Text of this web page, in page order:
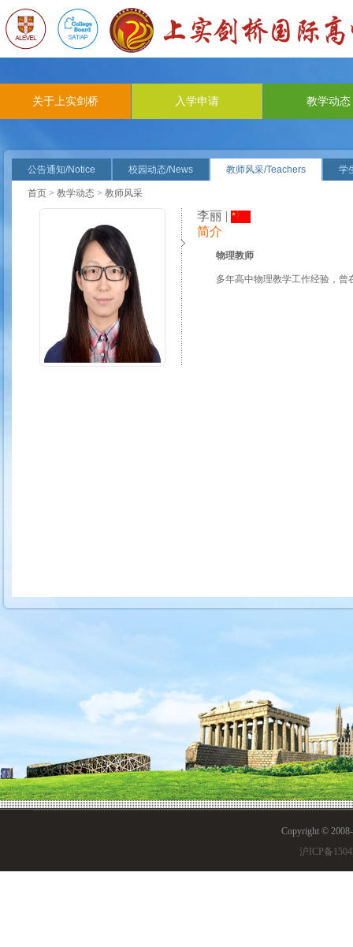
关于上实剑桥 入学申请 教学动态
公告通知/Notice 校园动态/News 教师风采/Teachers 学
首页 > 教学动态 > 教师风采
李丽 |
简介
物理教师
多年高中物理教学工作经验，
Copyright ©
沪ICP备